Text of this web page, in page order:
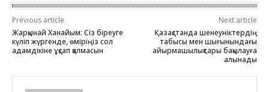
Previous article
Жарқынай Ханайым: Сіз біреуге
күліп жүргенде, өміріңіз сол
адамдікіне ұқсап қалмасын
Next article
Қазақстанда шенеуніктердің
табысы мен шығынындағы
айырмашылықтары бақылауға
алынады